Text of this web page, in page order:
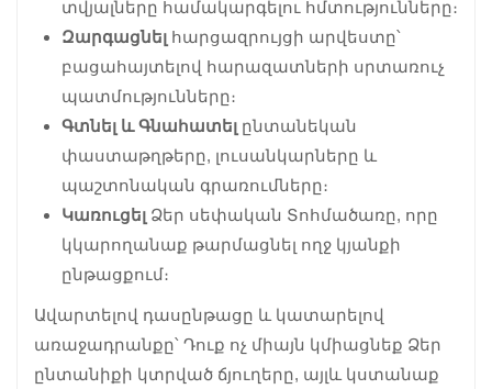
տվյալները համակարգելու հմտությունները։
Զարգացնել հարցազրույցի արվեստը՝
բացահայտելով հարազատների սրտառուչ
պատմությունները։
Գտնել և Գնահատել ընտանեկան
փաստաթղթերը, լուսանկարները և
պաշտոնական գրառումները։
Կառուցել Ձեր սեփական Տոհմածառը, որը
կկարողանաք թարմացնել ողջ կյանքի
ընթացքում։
Ավարտելով դասընթացը և կատարելով
առաջադրանքը՝ Դուք ոչ միայն կմիացնեք Ձեր
ընտանիքի կտրված ճյուղերը, այլև կստանաք